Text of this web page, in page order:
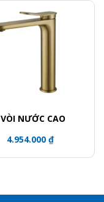
VÒI NƯỚC CAO
4.954.000 ₫